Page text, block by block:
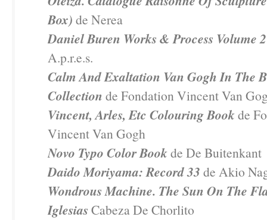
Box) de Nerea
Daniel Buren Works & Process Volume
A.p.r.e.s.
Calm And Exaltation Van Gogh In The
Collection de Fondation Vincent Van
Vincent, Arles, Etc Colouring Bookde
Vincent Van Gogh
Novo Typo Color Bookde De Buitenkant
Daido Moriyama: Record 33 de Akio
Wondrous Machine. The Sun On The
Iglesias Cabeza De Chorlito